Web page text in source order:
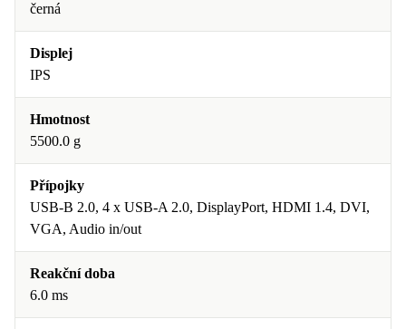
černá
Displej
IPS
Hmotnost
5500.0 g
Přípojky
USB-B 2.0, 4 x USB-A 2.0, DisplayPort, HDMI 1.4, DVI,
VGA, Audio in/out
Reakční doba
6.0 ms